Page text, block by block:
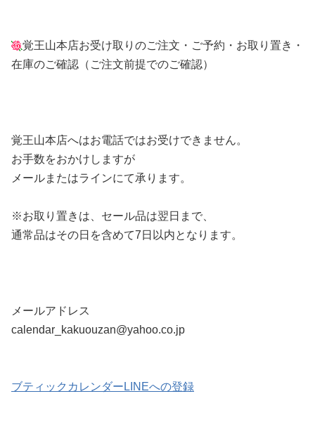
覚王山本店お受け取りのご注文・ご予約・お取り置き・
在庫のご確認（ご注文前提でのご確認）
覚王山本店へはお電話ではお受けできません。
お手数をおかけしますが
メールまたはラインにて承ります。
※お取り置きは、セール品は翌日まで、
通常品はその日を含めて7日以内となります。
メールアドレス
calendar_kakuouzan@yahoo.co.jp
ブティックカレンダーLINEへの登録